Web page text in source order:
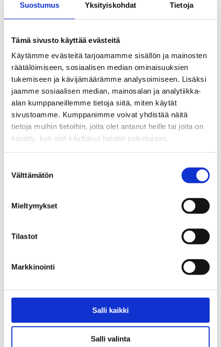
Suostumus Yksityiskohdat Tietoja
Tämä sivusto käyttää evästeitä
Käytämme evästeitä tarjoamamme sisällön ja mainosten
räätälöimiseen, sosiaalisen median ominaisuuksien
tukemiseen ja kävijämäärämme analysoimiseen. Lisäksi
jaamme sosiaalisen median, mainosalan ja analytiikka-
alan kumppaneillemme tietoja siitä, miten käytät
sivustoamme. Kumppanimme voivat yhdistää näitä
tietoja muihin tietoihin, joita olet antanut heille tai joita on
kerätty, kun olet käyttänyt heidän palvelujaan.
valinta
Välttämätön
Mieltymykset
Tilastot
Markkinointi
Salli kaikki
Salli valinta
CLASSIC
valikoimasta voit koota omaan kotiisi